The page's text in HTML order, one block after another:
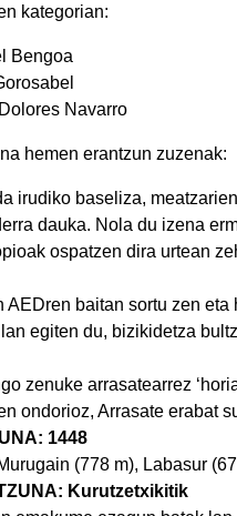
kategorian:
Bengoa
Navarro
hemen erantzun zuzenak:
irudiko baseliza,
dauka. Nola du izena
ospatzen dira urtean
baitan sortu zen
egiten du, bizikidetza
zenuke arrasatearrez
ondorioz, Arrasate erabat
1448
(778 m), Labasur
Kurutzetxikitik